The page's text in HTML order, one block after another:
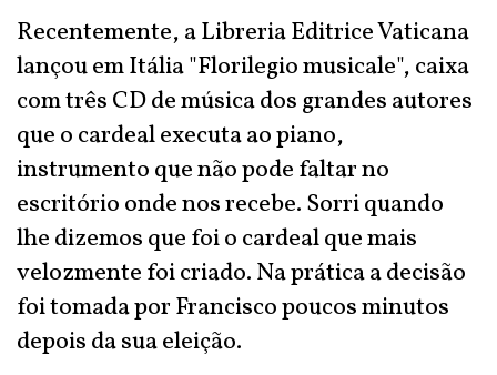
Recentemente, a Libreria Editrice Vaticana
lançou em Itália "Florilegio musicale", caixa
com três CD de música dos grandes autores
que o cardeal executa ao piano,
instrumento que não pode faltar no
escritório onde nos recebe. Sorri quando
lhe dizemos que foi o cardeal que mais
velozmente foi criado. Na prática a decisão
foi tomada por Francisco poucos minutos
depois da sua eleição.